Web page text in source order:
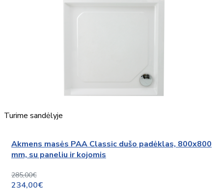
Turime sandėlyje
Akmens masės PAA Classic dušo padėklas, 800x800
mm, su paneliu ir kojomis
285,00€
234,00€